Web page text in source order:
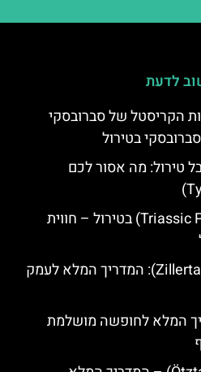
לדעת
הקריסטל של סברובסקי
בטירול
טירול: מה אסור לכם
פארק הדינוזאורים (Triassic Park) בטירול – חווית
אטרקציות בעמק צילר (Zillertal): המדריך המלא לעמק
המלא לחופשה מושלמת